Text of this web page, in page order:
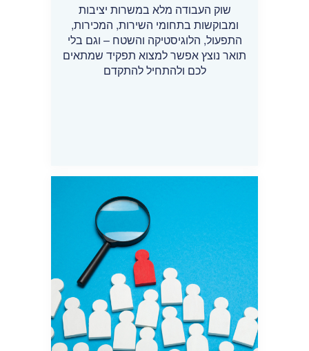
שוק העבודה מלא במשרות יציבות
ומבוקשות בתחומי השירות, המכירות,
התפעול, הלוגיסטיקה והשטח – וגם בלי
תואר נוצץ אפשר למצוא תפקיד שמתאים
לכם ולהתחיל להתקדם